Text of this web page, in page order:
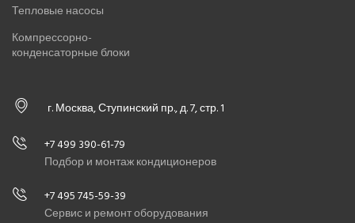
Тепловые насосы
Компрессорно-
конденсаторные блоки
г. Москва, Ступинский пр., д. 7, стр. 1
+7 499 390-61-79
Подбор и монтаж кондиционеров
+7 495 745-59-39
Сервис и ремонт оборудования